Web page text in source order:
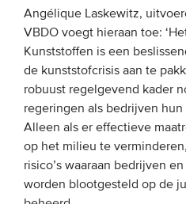
Angélique Laskewitz,
VBDO voegt hieraan toe:
Kunststoffen is een
de kunststofcrisis aan te
robuust regelgevend kader
regeringen als bedrijven
Alleen als er effectieve
op het milieu te
risico’s waaraan bedrijven
worden blootgesteld op de